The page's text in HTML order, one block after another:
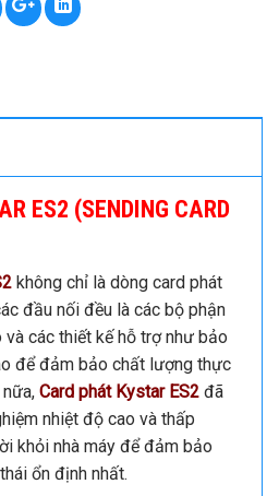
ES2 (SENDING CARD
không chỉ là dòng card phát
đầu nối đều là các bộ phận
các thiết kế hỗ trợ như bảo
để đảm bảo chất lượng thực
Card phát Kystar ES2 đã
nhiệt độ cao và thấp
khỏi nhà máy để đảm bảo
ổn định nhất.